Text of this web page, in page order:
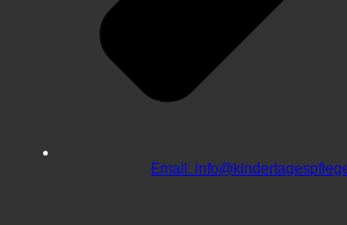
Email: